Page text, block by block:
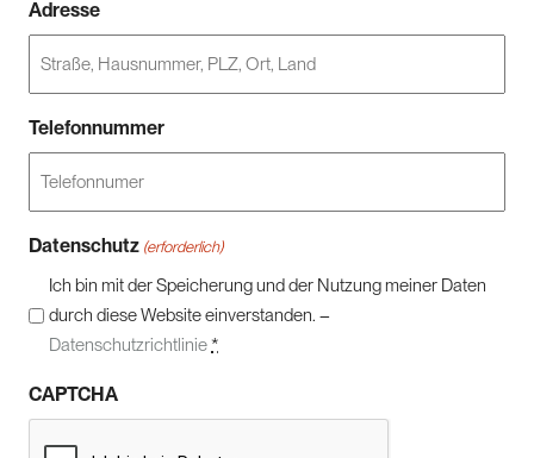
Adresse
Telefonnummer
Datenschutz (erforderlich)
Ich bin mit der Speicherung und der Nutzung meiner Daten
durch diese Website einverstanden. –
Datenschutzrichtlinie*
CAPTCHA